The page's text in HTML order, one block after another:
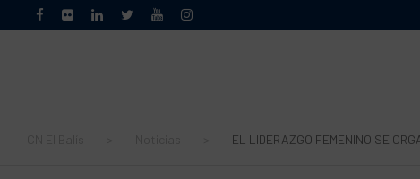
EL LIDERAZGO FEMENINO SE